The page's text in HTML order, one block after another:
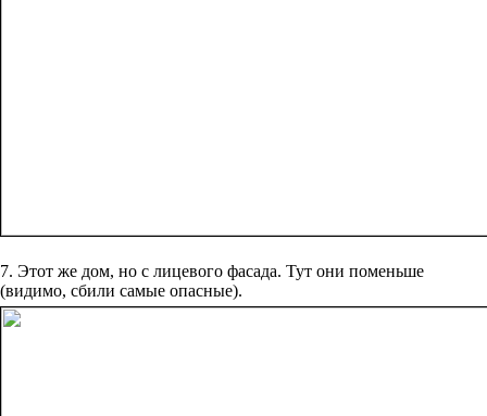
7. Этот же дом, но с лицевого фасада. Тут они поменьше
(видимо, сбили самые опасные).